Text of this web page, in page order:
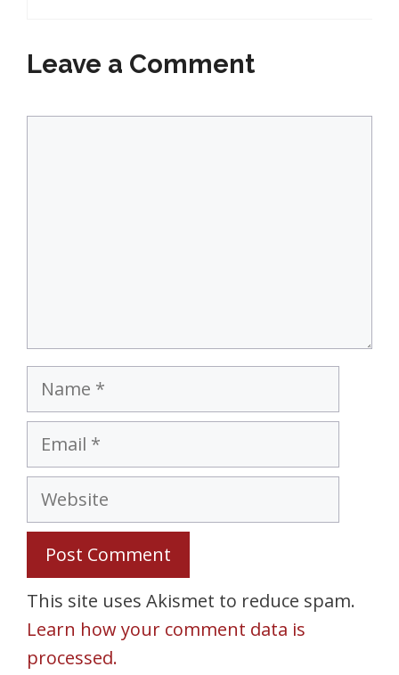
Leave a Comment
Name
Email
Website
This site uses Akismet to reduce spam.
Learn how your comment data is
processed.